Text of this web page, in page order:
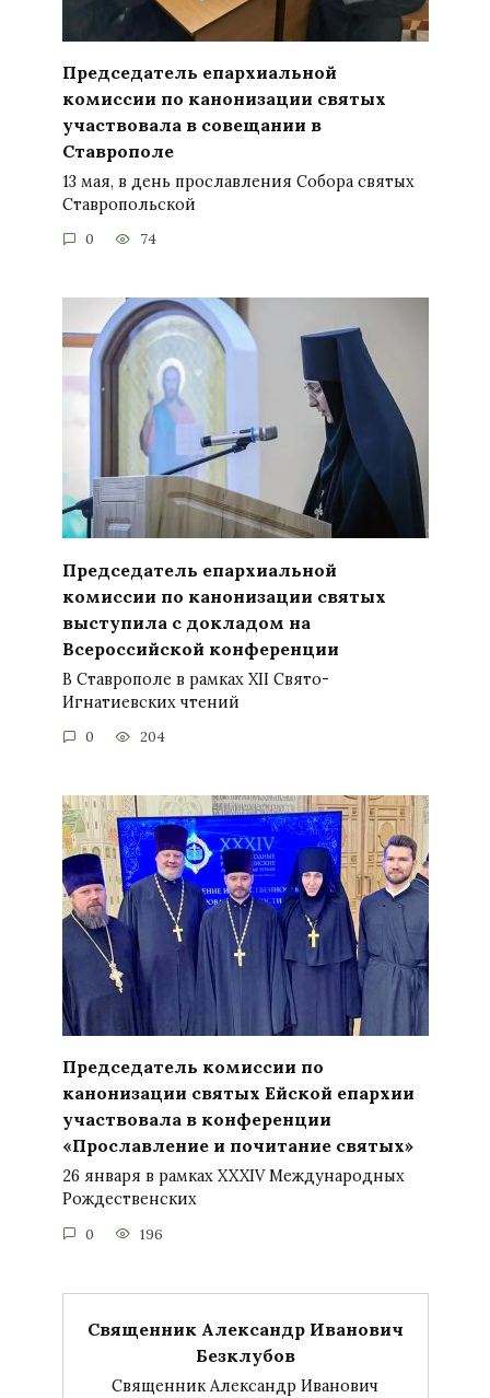
Председатель епархиальной
комиссии по канонизации святых
участвовала в совещании в
Ставрополе
13 мая, в день прославления Собора святых
Ставропольской
0 74
Председатель епархиальной
комиссии по канонизации святых
выступила с докладом на
Всероссийской конференции
В Ставрополе в рамках XII Свято-
Игнатиевских чтений
0 204
Председатель комиссии по
канонизации святых Ейской епархии
участвовала в конференции
«Прославление и почитание святых»
26 января в рамках XXXIV Международных
Рождественских
0 196
Священник Александр Иванович
Безклубов
Священник Александр Иванович